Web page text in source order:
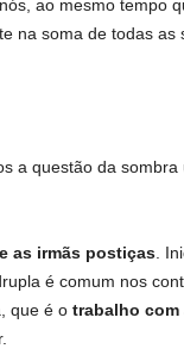
ao mesmo tempo
na soma de todas as
a questão da
as irmãs postiças.
é comum nos
que é o trabalho